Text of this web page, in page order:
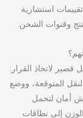
استشارية
وقنوات الشحن.
قصير لاتخاذ القرار:
المتوقعة، ووضع
أمان لتحمل
إلى نطاقات